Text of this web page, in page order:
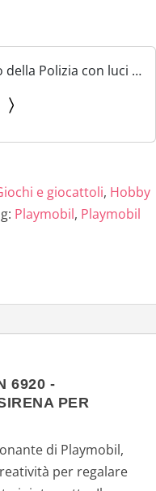
Polizia con luci e
e giocattoli, Hobby
Playmobil, Playmobil
6920 -
PER
di Playmobil,
per regalare